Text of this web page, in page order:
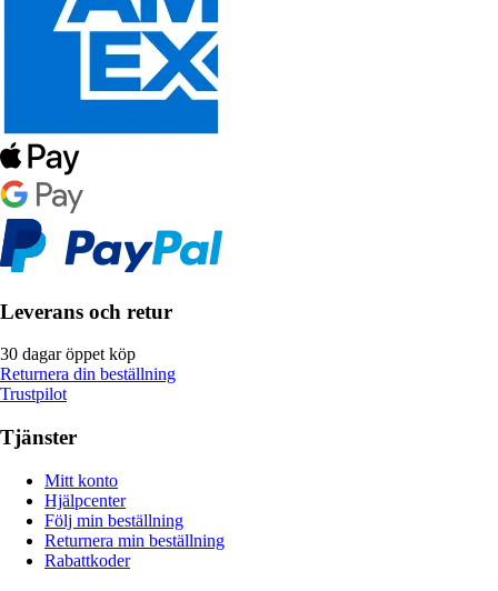
Leverans och retur
30 dagar öppet köp
Returnera din beställning
Trustpilot
Tjänster
Mitt konto
Hjälpcenter
Följ min beställning
Returnera min beställning
Rabattkoder